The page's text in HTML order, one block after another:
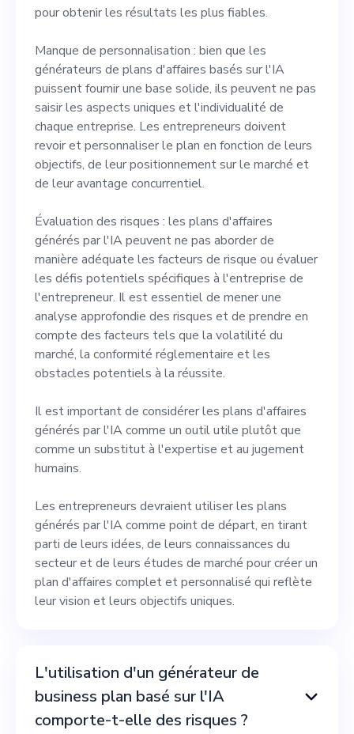
pour obtenir les résultats les plus fiables.
Manque de personnalisation : bien que les
générateurs de plans d'affaires basés sur l'IA
puissent fournir une base solide, ils peuvent ne pas
saisir les aspects uniques et l'individualité de
chaque entreprise. Les entrepreneurs doivent
revoir et personnaliser le plan en fonction de leurs
objectifs, de leur positionnement sur le marché et
de leur avantage concurrentiel.
Évaluation des risques : les plans d'affaires
générés par l'IA peuvent ne pas aborder de
manière adéquate les facteurs de risque ou évaluer
les défis potentiels spécifiques à l'entreprise de
l'entrepreneur. Il est essentiel de mener une
analyse approfondie des risques et de prendre en
compte des facteurs tels que la volatilité du
marché, la conformité réglementaire et les
obstacles potentiels à la réussite.
Il est important de considérer les plans d'affaires
générés par l'IA comme un outil utile plutôt que
comme un substitut à l'expertise et au jugement
humains.
Les entrepreneurs devraient utiliser les plans
générés par l'IA comme point de départ, en tirant
parti de leurs idées, de leurs connaissances du
secteur et de leurs études de marché pour créer un
plan d'affaires complet et personnalisé qui reflète
leur vision et leurs objectifs uniques.
L'utilisation d'un générateur de
business plan basé sur l'IA
comporte-t-elle des risques ?